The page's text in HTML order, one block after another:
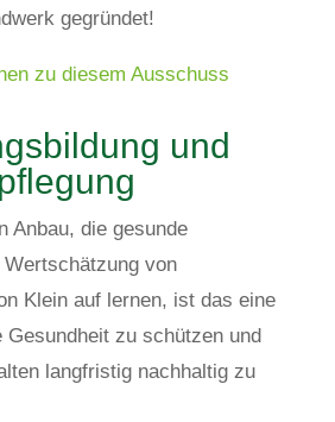
gegründet!
zu diesem Ausschuss
und
Anbau, die gesunde
von
Klein auf lernen, ist das eine
Gesundheit zu schützen und
langfristig nachhaltig zu